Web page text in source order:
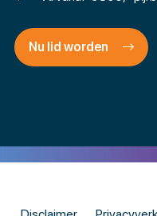
Nu lid worden